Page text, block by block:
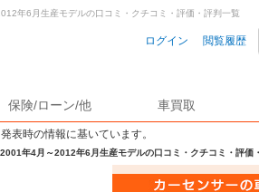
ログイン 閲覧履歴
保険/ローン/他 車買取
表時の情報に基いています。
2001年4月～2012年6月生産モデルの口コミ・クチコミ・評価
年6月生産モデルの口コミ・クチコミ・評価・評判一覧